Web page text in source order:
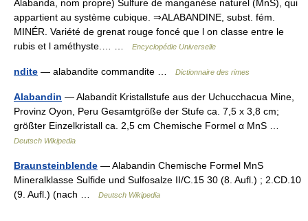
Alabanda, nom propre) Sulfure de manganèse naturel (MnS), qui
appartient au système cubique. ⇒ALABANDINE, subst. fém.
MINÉR. Variété de grenat rouge foncé que l on classe entre le
rubis et l améthyste.… …
Encyclopédie Universelle
ndite — alabandite commandite … Dictionnaire des rimes
Alabandin — Alabandit Kristallstufe aus der Uchucchacua Mine,
Provinz Oyon, Peru Gesamtgröße der Stufe ca. 7,5 x 3,8 cm;
größter Einzelkristall ca. 2,5 cm Chemische Formel α MnS …
Deutsch Wikipedia
Braunsteinblende — Alabandin Chemische Formel MnS
Mineralklasse Sulfide und Sulfosalze II/C.15 30 (8. Aufl.) ; 2.CD.10
(9. Aufl.) (nach …
Deutsch Wikipedia